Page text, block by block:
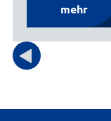
mehr